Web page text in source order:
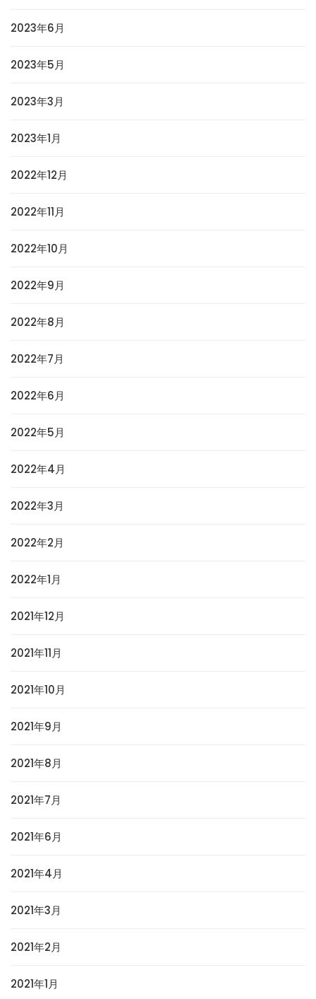
2023年6月
2023年5月
2023年3月
2023年1月
2022年12月
2022年11月
2022年10月
2022年9月
2022年8月
2022年7月
2022年6月
2022年5月
2022年4月
2022年3月
2022年2月
2022年1月
2021年12月
2021年11月
2021年10月
2021年9月
2021年8月
2021年7月
2021年6月
2021年4月
2021年3月
2021年2月
2021年1月